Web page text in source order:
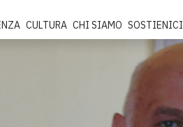
CULTURA CHI SIAMO SOSTIENICI